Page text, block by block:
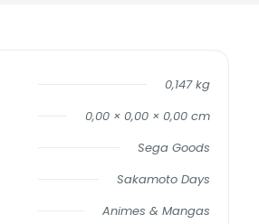
0,147 kg
0,00 × 0,00 × 0,00 cm
Sega Goods
Sakamoto Days
Animes & Mangas